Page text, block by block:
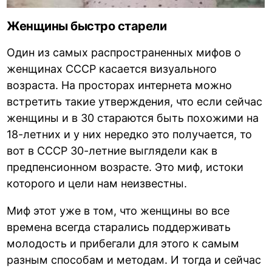
Женщины быстро старели
Один из самых распространенных мифов о
женщинах СССР касается визуального
возраста. На просторах интернета можно
встретить такие утверждения, что если сейчас
женщины и в 30 стараются быть похожими на
18-летних и у них нередко это получается, то
вот в СССР 30-летние выглядели как в
предпенсионном возрасте. Это миф, истоки
которого и цели нам неизвестны.
Миф этот уже в том, что женщины во все
времена всегда старались поддерживать
молодость и прибегали для этого к самым
разным способам и методам. И тогда и сейчас